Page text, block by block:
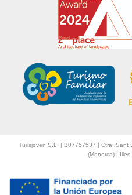
Turisjoven S.L. | B07757537 | Ctra. Sant
(Menorca) |